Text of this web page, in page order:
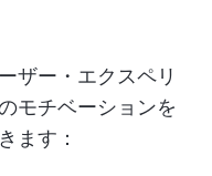
ザー・エクスペリ
モチベーションを
ます：